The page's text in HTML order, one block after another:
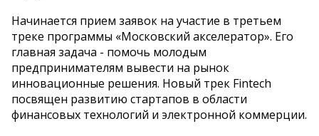
Начинается прием заявок на участие в третьем
треке программы «Московский акселератор». Его
главная задача - помочь молодым
предпринимателям вывести на рынок
инновационные решения. Новый трек Fintech
посвящен развитию стартапов в области
финансовых технологий и электронной коммерции.